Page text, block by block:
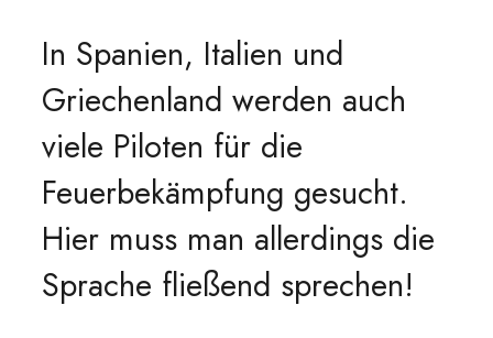
In Spanien, Italien und
Griechenland werden auch
viele Piloten für die
Feuerbekämpfung gesucht.
Hier muss man allerdings die
Sprache fließend sprechen!